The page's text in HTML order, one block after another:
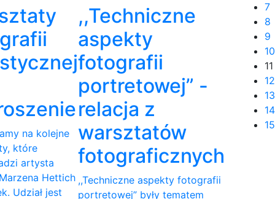
na kolejne
które
artysta
Hettich
Udział jest
,,Techniczne
aspekty
fotografii
portretowej” -
relacja z
warsztatów
fotograficznych
,,Techniczne aspekty fotografii
portretowej” były tematem
7
8
9
10
11
12
13
14
15